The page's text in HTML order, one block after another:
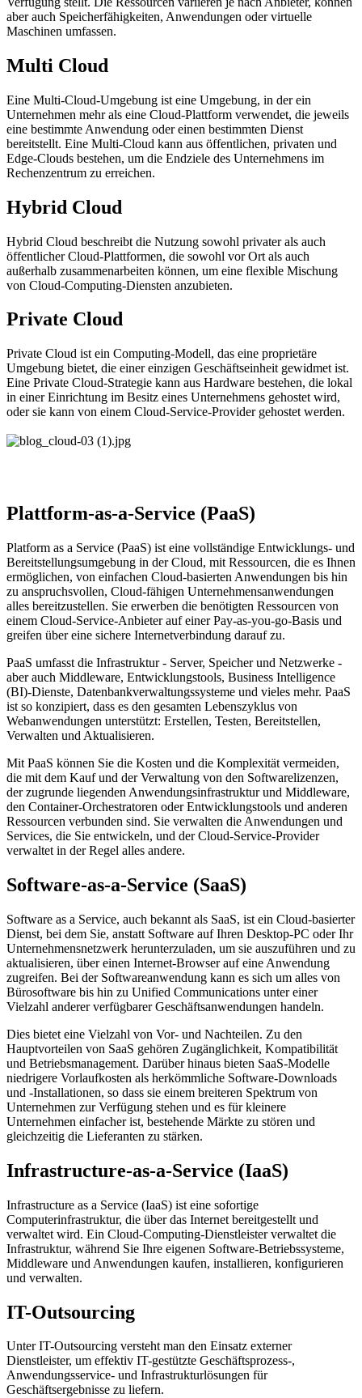
aber auch Speicherfähigkeiten, Anwendungen oder virtuelle
Maschinen umfassen.
Multi Cloud
Eine Multi-Cloud-Umgebung ist eine Umgebung, in der ein
Unternehmen mehr als eine Cloud-Plattform verwendet, die jeweils
eine bestimmte Anwendung oder einen bestimmten Dienst
bereitstellt. Eine Multi-Cloud kann aus öffentlichen, privaten und
Edge-Clouds bestehen, um die Endziele des Unternehmens im
Rechenzentrum zu erreichen.
Hybrid Cloud
Hybrid Cloud beschreibt die Nutzung sowohl privater als auch
öffentlicher Cloud-Plattformen, die sowohl vor Ort als auch
außerhalb zusammenarbeiten können, um eine flexible Mischung
von Cloud-Computing-Diensten anzubieten.
Private Cloud
Private Cloud ist ein Computing-Modell, das eine proprietäre
Umgebung bietet, die einer einzigen Geschäftseinheit gewidmet ist.
Eine Private Cloud-Strategie kann aus Hardware bestehen, die lokal
in einer Einrichtung im Besitz eines Unternehmens gehostet wird,
oder sie kann von einem Cloud-Service-Provider gehostet werden.
Plattform-as-a-Service (PaaS)
Platform as a Service (PaaS) ist eine vollständige Entwicklungs- und
Bereitstellungsumgebung in der Cloud, mit Ressourcen, die es Ihnen
ermöglichen, von einfachen Cloud-basierten Anwendungen bis hin
zu anspruchsvollen, Cloud-fähigen Unternehmensanwendungen
alles bereitzustellen. Sie erwerben die benötigten Ressourcen von
einem Cloud-Service-Anbieter auf einer Pay-as-you-go-Basis und
greifen über eine sichere Internetverbindung darauf zu.
PaaS umfasst die Infrastruktur - Server, Speicher und Netzwerke -
aber auch Middleware, Entwicklungstools, Business Intelligence
(BI)-Dienste, Datenbankverwaltungssysteme und vieles mehr. PaaS
ist so konzipiert, dass es den gesamten Lebenszyklus von
Webanwendungen unterstützt: Erstellen, Testen, Bereitstellen,
Verwalten und Aktualisieren.
Mit PaaS können Sie die Kosten und die Komplexität vermeiden,
die mit dem Kauf und der Verwaltung von den Softwarelizenzen,
der zugrunde liegenden Anwendungsinfrastruktur und Middleware,
den Container-Orchestratoren oder Entwicklungstools und anderen
Ressourcen verbunden sind. Sie verwalten die Anwendungen und
Services, die Sie entwickeln, und der Cloud-Service-Provider
verwaltet in der Regel alles andere.
Software-as-a-Service (SaaS)
Software as a Service, auch bekannt als SaaS, ist ein Cloud-basierter
Dienst, bei dem Sie, anstatt Software auf Ihren Desktop-PC oder Ihr
Unternehmensnetzwerk herunterzuladen, um sie auszuführen und zu
aktualisieren, über einen Internet-Browser auf eine Anwendung
zugreifen. Bei der Softwareanwendung kann es sich um alles von
Bürosoftware bis hin zu Unified Communications unter einer
Vielzahl anderer verfügbarer Geschäftsanwendungen handeln.
Dies bietet eine Vielzahl von Vor- und Nachteilen. Zu den
Hauptvorteilen von SaaS gehören Zugänglichkeit, Kompatibilität
und Betriebsmanagement. Darüber hinaus bieten SaaS-Modelle
niedrigere Vorlaufkosten als herkömmliche Software-Downloads
und -Installationen, so dass sie einem breiteren Spektrum von
Unternehmen zur Verfügung stehen und es für kleinere
Unternehmen einfacher ist, bestehende Märkte zu stören und
gleichzeitig die Lieferanten zu stärken.
Infrastructure-as-a-Service (IaaS)
Infrastructure as a Service (IaaS) ist eine sofortige
Computerinfrastruktur, die über das Internet bereitgestellt und
verwaltet wird. Ein Cloud-Computing-Dienstleister verwaltet die
Infrastruktur, während Sie Ihre eigenen Software-Betriebssysteme,
Middleware und Anwendungen kaufen, installieren, konfigurieren
und verwalten.
IT-Outsourcing
Unter IT-Outsourcing versteht man den Einsatz externer
Dienstleister, um effektiv IT-gestützte Geschäftsprozess-,
Anwendungsservice- und Infrastrukturlösungen für
Geschäftsergebnisse zu liefern.